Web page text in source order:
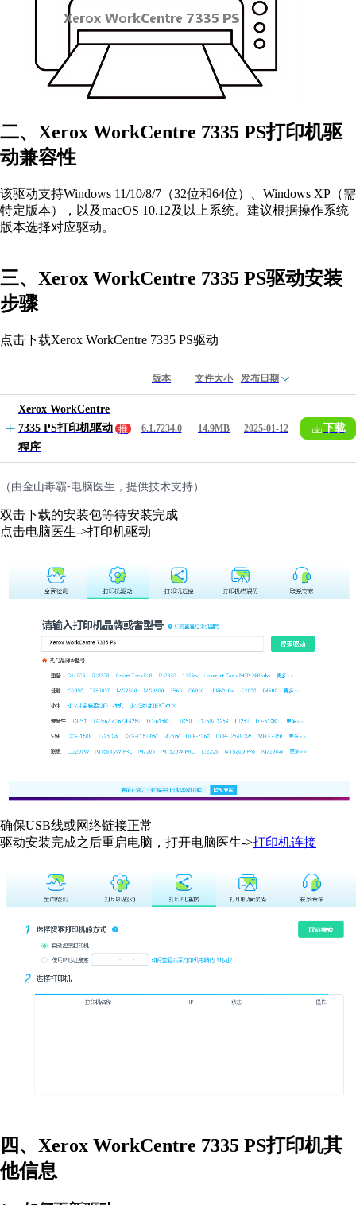
二、Xerox WorkCentre 7335 PS打印机驱
动兼容性
该驱动支持Windows 11/10/8/7（32位和64位）、Windows XP（需
特定版本），以及macOS 10.12及以上系统。建议根据操作系统
版本选择对应驱动。
三、Xerox WorkCentre 7335 PS驱动安装
步骤
点击下载Xerox WorkCentre 7335 PS驱动
版本 文件大小 发布日期
Xerox WorkCentre
7335 PS打印机驱动
程序
推
6.1.7234.0 14.9MB 2025-01-12 下载
（由金山毒霸-电脑医生，提供技术支持）
双击下载的安装包等待安装完成
点击电脑医生->打印机驱动
确保USB线或网络链接正常
驱动安装完成之后重启电脑，打开电脑医生->打印机连接
四、Xerox WorkCentre 7335 PS打印机其
他信息